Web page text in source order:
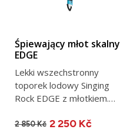
Śpiewający młot skalny
EDGE
Lekki wszechstronny
toporek lodowy Singing
Rock EDGE z młotkiem.
wspinaczki...
2 850 Kč 2 250 Kč